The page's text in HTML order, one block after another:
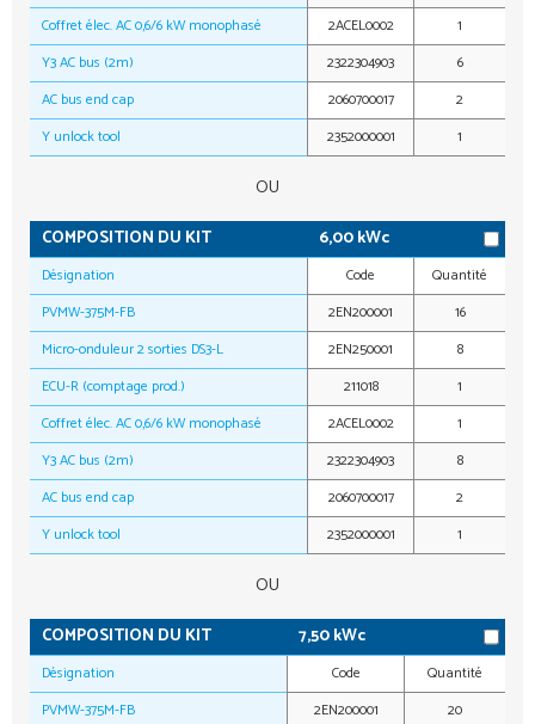
Coffret élec. AC 0,6/6 kW monophasé
2ACEL0002
1
Y3 AC bus (2m)
2322304903
6
AC bus end cap
2060700017
2
Y unlock tool
2352000001 1
OU
COMPOSITION DU KIT
6,00 kWc
Désignation Code
Quantité
PVMW-375M-FB
2EN200001
16
Micro-onduleur 2 sorties DS3-L
2EN250001
8
ECU-R (comptage prod.)
211018
1
Coffret élec. AC 0,6/6 kW monophasé
2ACEL0002
1
Y3 AC bus (2m)
2322304903
8
AC bus end cap
2060700017
2
Y unlock tool
2352000001 1
OU
COMPOSITION DU KIT
7,50 kWc
Désignation Code
Quantité
PVMW-375M-FB
2EN200001
20